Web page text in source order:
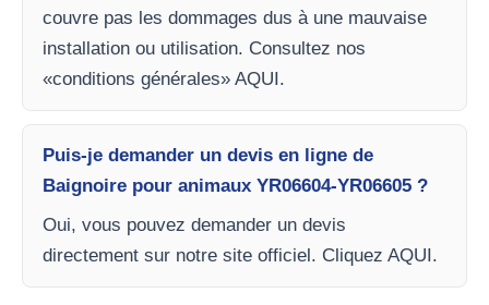
couvre pas les dommages dus à une mauvaise
installation ou utilisation. Consultez nos
«conditions générales» AQUI.
Puis-je demander un devis en ligne de
Baignoire pour animaux YR06604-YR06605 ?
Oui, vous pouvez demander un devis
directement sur notre site officiel. Cliquez AQUI.